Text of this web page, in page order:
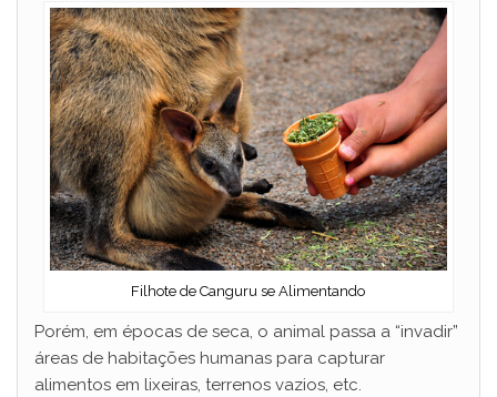
Filhote de Canguru se Alimentando
Porém, em épocas de seca, o animal passa a “invadir”
áreas de habitações humanas para capturar
alimentos em lixeiras, terrenos vazios, etc.